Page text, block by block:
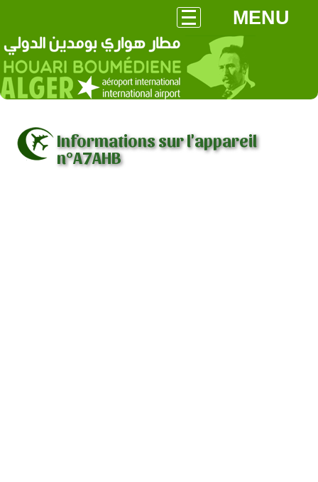
MENU
Informations sur l'appareil
n°A7AHB